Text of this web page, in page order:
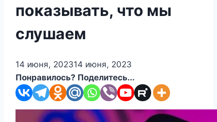
показывать, что мы
слушаем
14 июня, 202314 июня, 2023
Понравилось? Поделитесь...